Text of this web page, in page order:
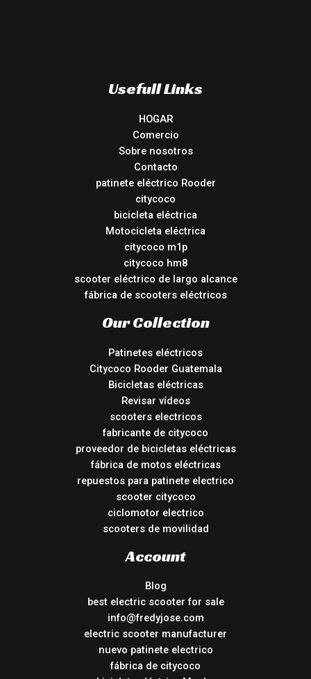
Usefull Links
HOGAR
Comercio
Sobre nosotros
Contacto
patinete eléctrico Rooder
citycoco
bicicleta eléctrica
Motocicleta eléctrica
citycoco m1p
citycoco hm8
scooter eléctrico de largo alcance
fábrica de scooters eléctricos
Our Collection
Patinetes eléctricos
Citycoco Rooder Guatemala
Bicicletas eléctricas
Revisar vídeos
scooters electricos
fabricante de citycoco
proveedor de bicicletas eléctricas
fábrica de motos eléctricas
repuestos para patinete electrico
scooter citycoco
ciclomotor electrico
scooters de movilidad
Account
Blog
best electric scooter for sale
info@fredyjose.com
electric scooter manufacturer
nuevo patinete electrico
fábrica de citycoco